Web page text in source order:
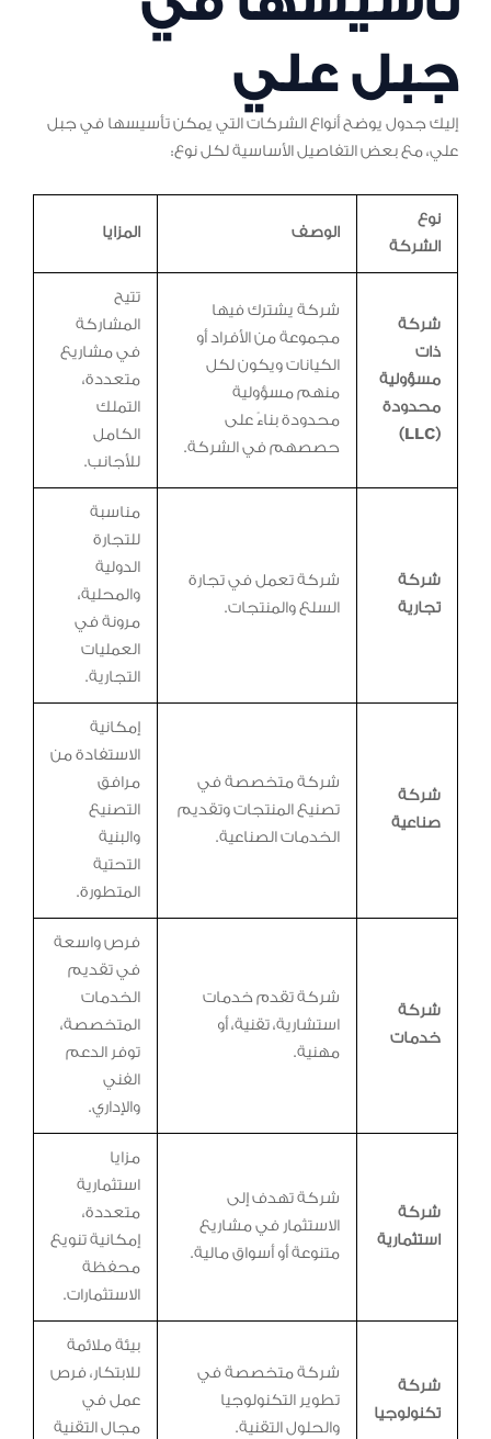
جبل علي
إليك جدول يوضح أنواع الشركات التي يمكن تأسيسها في جبل
علي، مع بعض التفاصيل الأساسية لكل نوع:
نوع
الشركة
الوصف المزايا
شركة
ذات
مسؤولية
محدودة
(LLC)
شركة يشترك فيها
مجموعة من الأفراد أو
الكيانات ويكون لكل
منهم مسؤولية
محدودة بناءً على
حصصهم في الشركة.
تتيح
المشاركة
في مشاريع
متعددة،
التملك
الكامل
للأجانب.
شركة
تجارية
شركة تعمل في تجارة
السلع والمنتجات.
مناسبة
للتجارة
الدولية
والمحلية،
مرونة في
العمليات
التجارية.
شركة
صناعية
شركة متخصصة في
تصنيع المنتجات وتقديم
الخدمات الصناعية.
إمكانية
الاستفادة من
مرافق
التصنيع
والبنية
التحتية
المتطورة.
شركة
خدمات
شركة تقدم خدمات
استشارية، تقنية، أو
مهنية.
فرص واسعة
في تقديم
الخدمات
المتخصصة،
توفر الدعم
الفني
والإداري.
شركة
استثمارية
شركة تهدف إلى
الاستثمار في مشاريع
متنوعة أو أسواق مالية.
مزايا
استثمارية
متعددة،
إمكانية تنويع
محفظة
الاستثمارات.
شركة
تكنولوجيا
شركة متخصصة في
تطوير التكنولوجيا
والحلول التقنية.
بيئة ملائمة
للابتكار، فرص
عمل في
مجال التقنية